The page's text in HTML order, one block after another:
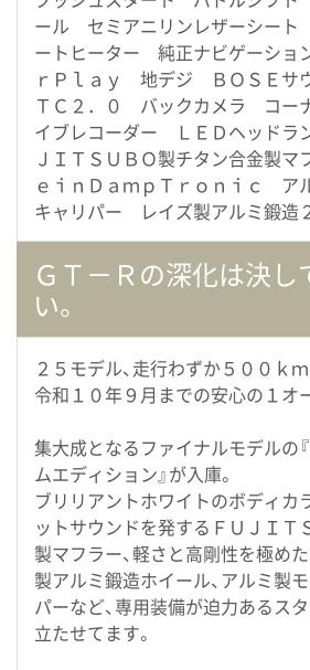
ール セミアニリンレザーシー
ートヒーター 純正ナビゲーショ
ｒＰｌａｙ 地デジ ＢＯＳＥサ
ＴＣ２．０ バックカメラ コー
イブレコーダー ＬＥＤヘッド
ＪＩＴＳＵＢＯ製チタン合金製
ｅｉｎＤａｍｐＴｒｏｎｉｃ ア
キャリパー レイズ製アルミ鍛造
ＧＴ－Ｒの深化は決し
い。
２５モデル、走行わずか５００ｋ
令和１０年９月までの安心の１オ
集大成となるファイナルモデルの
ムエディション』が入庫。
ブリリアントホワイトのボディカ
ットサウンドを発するＦＵＪＩＴ
製マフラー、軽さと高剛性を極め
製アルミ鍛造ホイール、アルミ製
パーなど、専用装備が迫力あるス
立たせてます。